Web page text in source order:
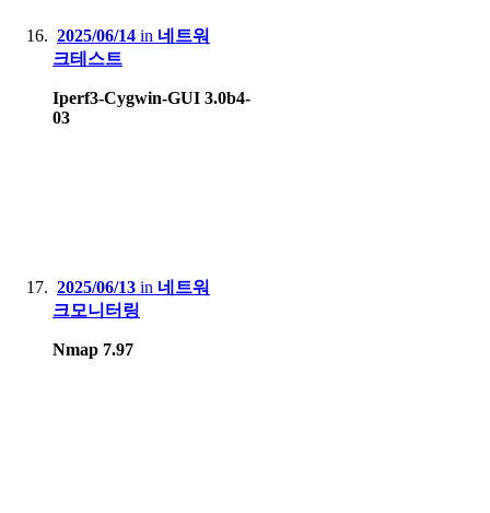
2025/06/14 in 네트워
크테스트
Iperf3-Cygwin-GUI 3.0b4-
03
2025/06/13 in 네트워
크모니터링
Nmap 7.97